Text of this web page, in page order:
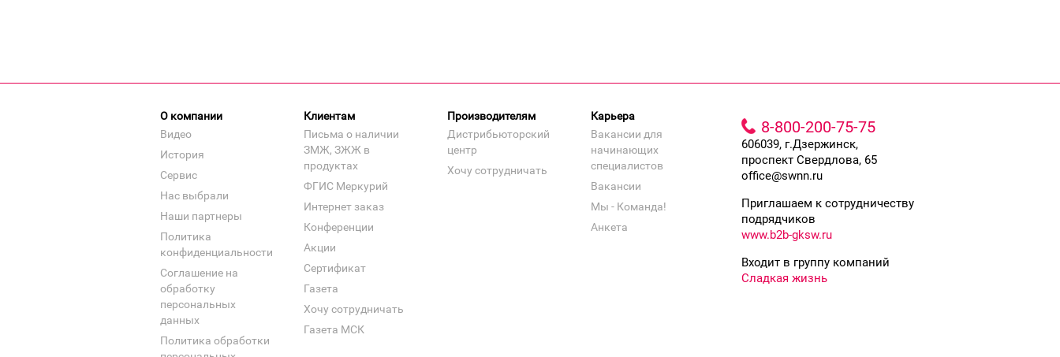
О компании
Видео
История
Сервис
Нас выбрали
Наши партнеры
Политика
конфиденциальности
Соглашение на
обработку
персональных
данных
Политика обработки
Клиентам
Письма о наличии
ЗМЖ, ЗЖЖ в
продуктах
ФГИС Меркурий
Интернет заказ
Конференции
Акции
Сертификат
Газета
Хочу сотрудничать
Газета МСК
Производителям
Дистрибьюторский
центр
Хочу сотрудничать
Карьера
Вакансии для
начинающих
специалистов
Вакансии
Мы - Команда!
Анкета
8-800-200-75-75
606039, г.Дзержинск,
проспект Свердлова, 65
office@swnn.ru
Приглашаем к сотрудничеству
подрядчиков
www.b2b-gksw.ru
Входит в группу компаний
Сладкая жизнь